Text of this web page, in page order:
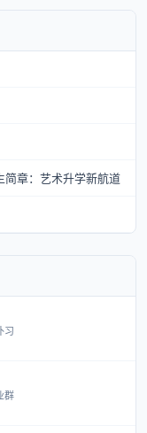
章：艺术升学新航道
习
群